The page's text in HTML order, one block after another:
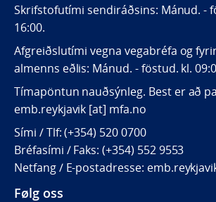
Skrifstofutími sendiráðsins: Mánud. -
16:00.
Afgreiðslutími vegna vegabréfa og
almenns eðlis: Mánud. - föstud. kl.
Tímapöntun nauðsýnleg. Best er að
emb.reykjavik [at] mfa.no
Sími / Tlf: (+354) 520 0700
Bréfasími / Faks: (+354) 552 9553
Netfang / E-postadresse:
Følg oss